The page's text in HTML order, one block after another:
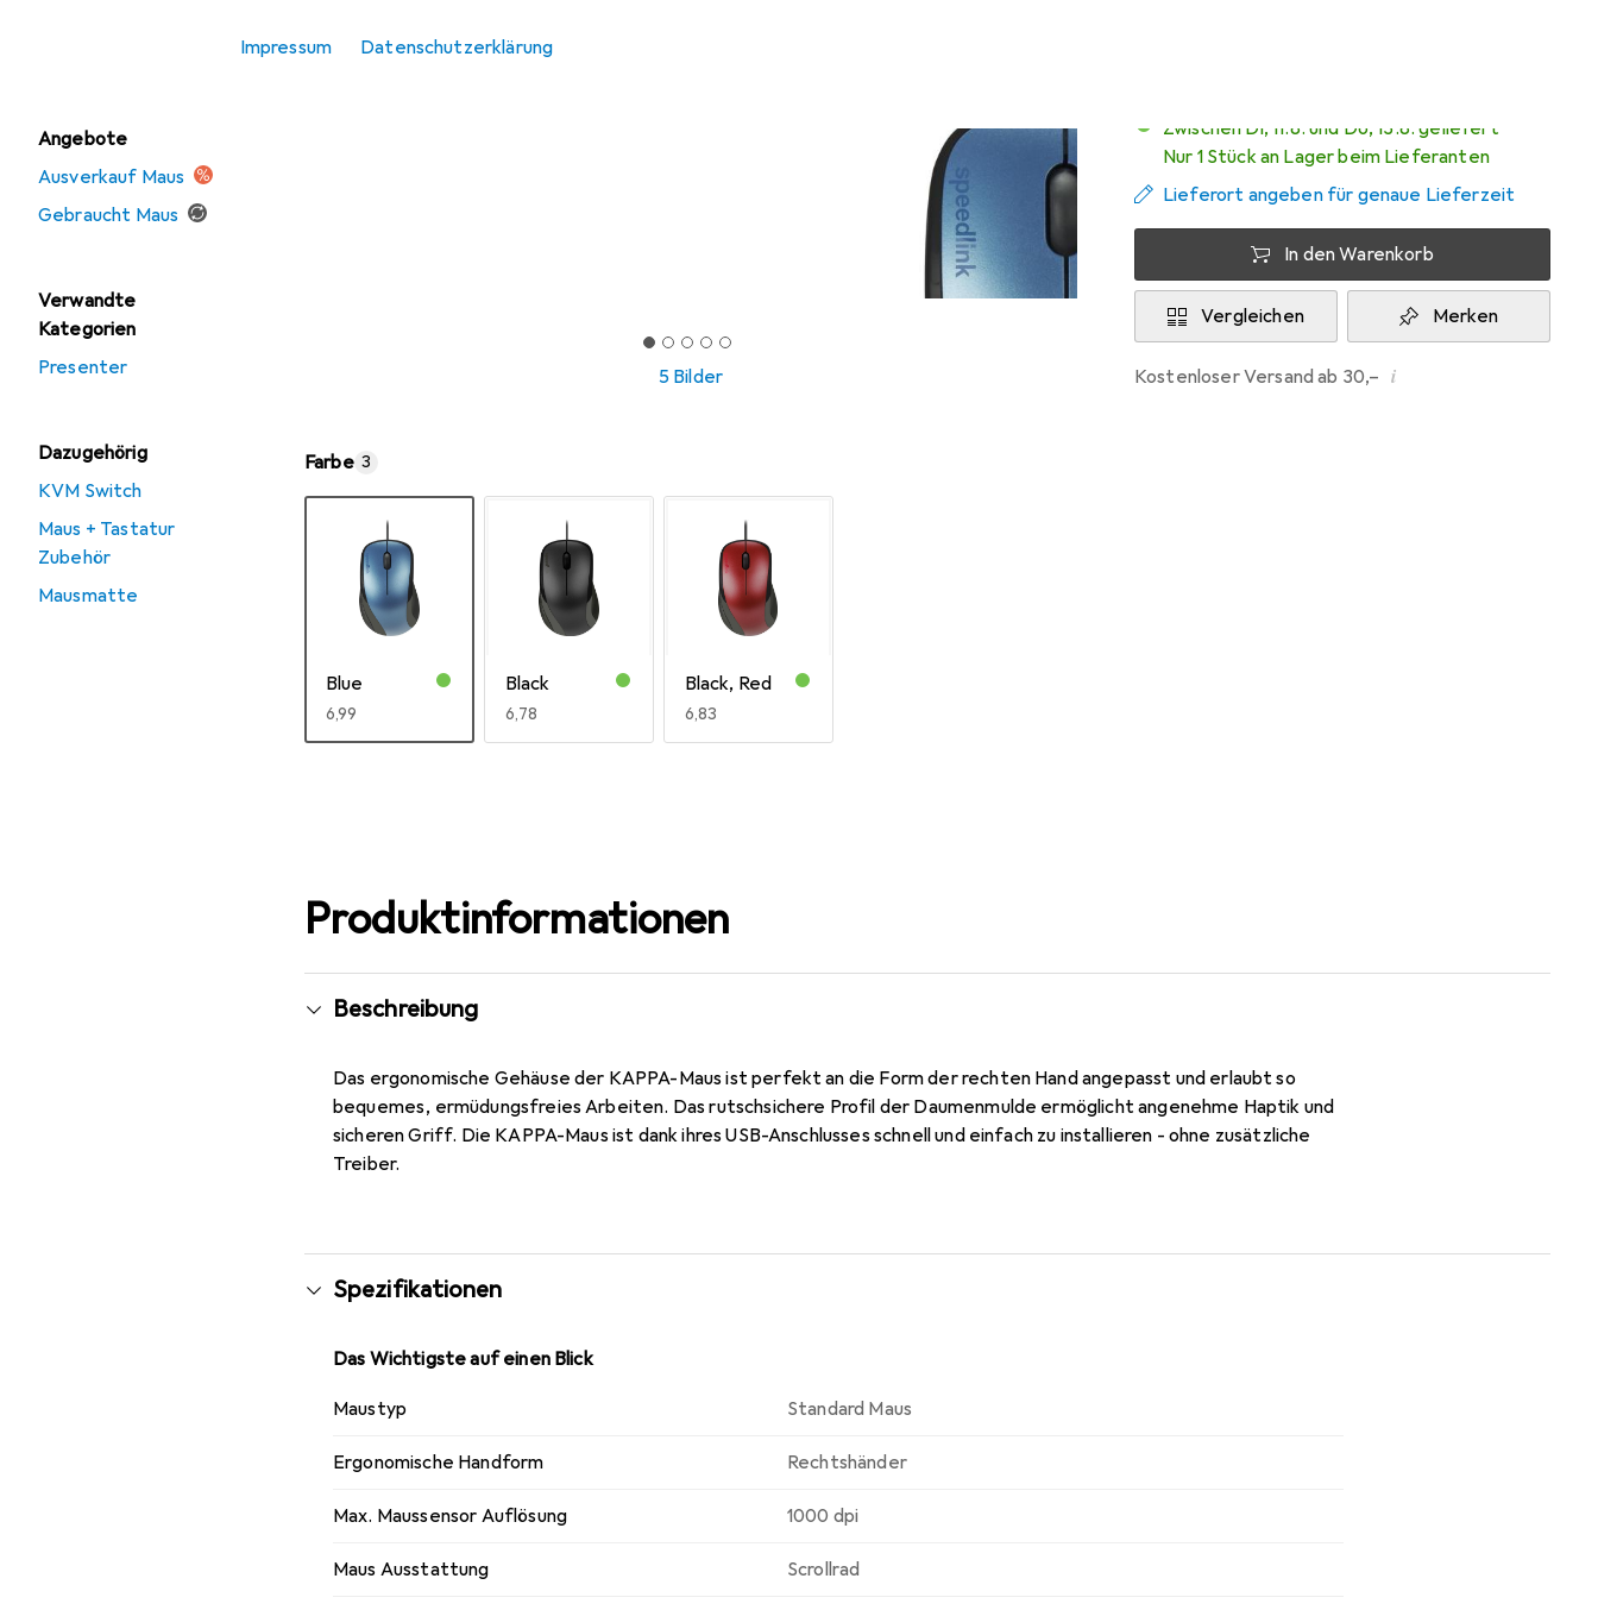
Impressum Datenschutzerklärung
Angebote
Ausverkauf Maus
Gebraucht Maus
Verwandte
Kategorien
Presenter
Dazugehörig
KVM Switch
Maus + Tastatur
Zubehör
Mausmatte
5 Bilder
Zwischen Di, 11.8. und Do, 13.8. geliefert
Nur 1 Stück an Lager beim Lieferanten
Lieferort angeben für genaue Lieferzeit
In den Warenkorb
Vergleichen Merken
Kostenloser Versand ab 30,– i
Farbe 3
Blue
EUR
6,99
Black
EUR
6,78
Black, Red
EUR
6,83
Produktinformationen
Beschreibung
Das ergonomische Gehäuse der KAPPA-Maus ist perfekt an die Form der rechten Hand angepasst und erlaubt so
bequemes, ermüdungsfreies Arbeiten. Das rutschsichere Profil der Daumenmulde ermöglicht angenehme Haptik und
sicheren Griff. Die KAPPA-Maus ist dank ihres USB-Anschlusses schnell und einfach zu installieren - ohne zusätzliche
Treiber.
Spezifikationen
Das Wichtigste auf einen Blick
Maustyp Standard Maus
Ergonomische Handform Rechtshänder
Max. Maussensor Auflösung 1000 dpi
Maus Ausstattung Scrollrad